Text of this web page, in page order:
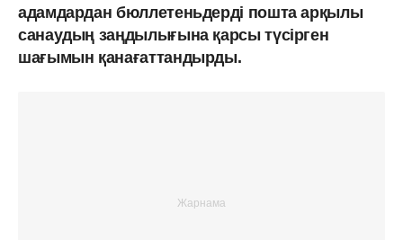
адамдардан бюллетеньдерді пошта арқылы
санаудың заңдылығына қарсы түсірген
шағымын қанағаттандырды.